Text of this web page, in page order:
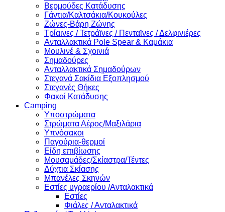
Βερμούδες Κατάδυσης
Γάντια/Καλτσάκια/Κουκούλες
Ζώνες-Βάρη Ζώνης
Τρίαινες / Τετράϊνες / Πενταϊνες / Δελφινιέρες
Ανταλλακτικά Pole Spear & Καμάκια
Μουλινέ & Σχοινιά
Σημαδούρες
Ανταλλακτικά Σημαδούρων
Στεγανά Σακίδια Εξοπλησμού
Στεγανές Θήκες
Φακοί Κατάδυσης
Camping
Υποστρώματα
Στρώματα Αέρος/Μαξιλάρια
Υπνόσακοι
Παγούρια-θερμοί
Είδη επιβίωσης
Μουσαμάδες/Σκίαστρα/Τέντες
Δύχτια Σκίασης
Μπανέλες Σκηνών
Εστίες υγραερίου /Ανταλακτικά
Εστίες
Φιάλες / Ανταλακτικά